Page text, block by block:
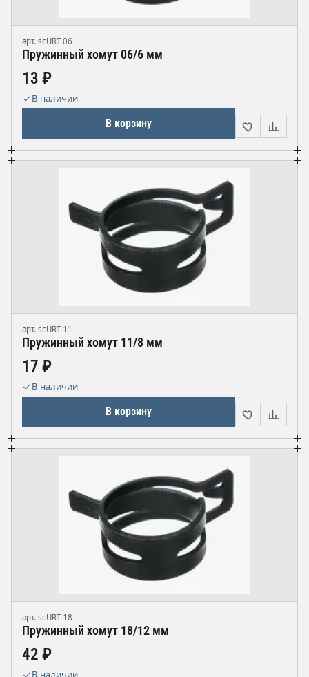
арт. scURT 06
Пружинный хомут 06/6 мм
13 ₽
В наличии
В корзину
арт. scURT 11
Пружинный хомут 11/8 мм
17 ₽
В наличии
В корзину
арт. scURT 18
Пружинный хомут 18/12 мм
42 ₽
В наличии